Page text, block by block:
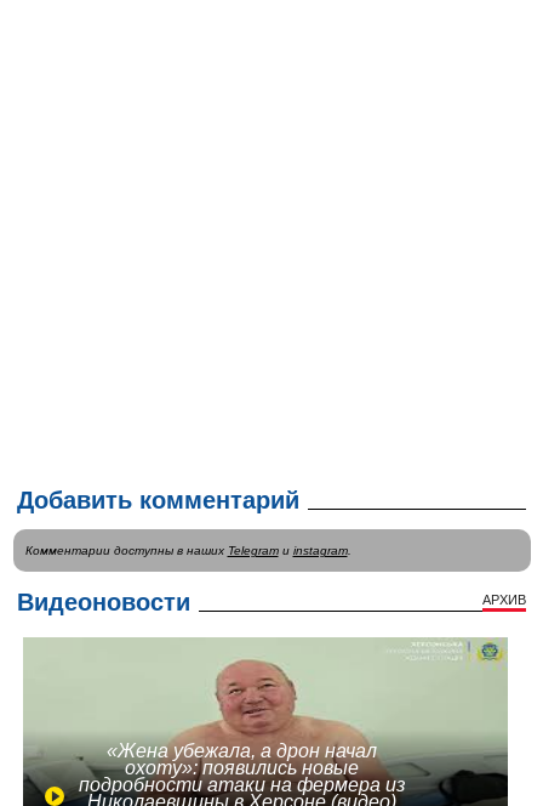
Добавить комментарий
Комментарии доступны в наших Telegramи instagram.
Видеоновости АРХИВ
«Жена убежала, а дрон начал
охоту»: появились новые
подробности атаки на фермера из
Николаевщины в Херсоне (видео)